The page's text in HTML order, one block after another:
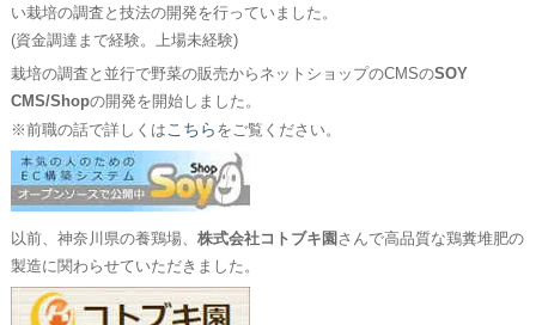
い栽培の調査と技法の開発を行っていました。
(資金調達まで経験。上場未経験)
栽培の調査と並行で野菜の販売からネットショップのCMSのSOY
CMS/Shopの開発を開始しました。
※前職の話で詳しくはこちら をご覧ください。
以前、神奈川県の養鶏場、 株式会社コトブキ園 さんで高品質な鶏糞堆肥の
製造に関わらせていただきました。